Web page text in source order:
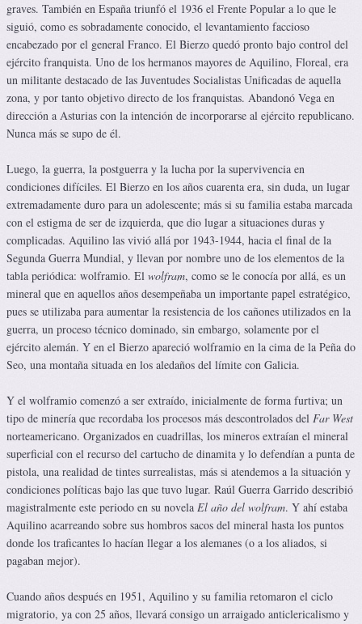
graves. También en España triunfó el 1936 el Frente Popular a lo que le
siguió, como es sobradamente conocido, el levantamiento faccioso
encabezado por el general Franco. El Bierzo quedó pronto bajo control del
ejército franquista. Uno de los hermanos mayores de Aquilino, Floreal, era
un militante destacado de las Juventudes Socialistas Unificadas de aquella
zona, y por tanto objetivo directo de los franquistas. Abandonó Vega en
dirección a Asturias con la intención de incorporarse al ejército republicano.
Nunca más se supo de él.
Luego, la guerra, la postguerra y la lucha por la supervivencia en
condiciones difíciles. El Bierzo en los años cuarenta era, sin duda, un lugar
extremadamente duro para un adolescente; más si su familia estaba marcada
con el estigma de ser de izquierda, que dio lugar a situaciones duras y
complicadas. Aquilino las vivió allá por 1943-1944, hacia el final de la
Segunda Guerra Mundial, y llevan por nombre uno de los elementos de la
tabla periódica: wolframio. El wolfram, como se le conocía por allá, es un
mineral que en aquellos años desempeñaba un importante papel estratégico,
pues se utilizaba para aumentar la resistencia de los cañones utilizados en la
guerra, un proceso técnico dominado, sin embargo, solamente por el
ejército alemán. Y en el Bierzo apareció wolframio en la cima de la Peña do
Seo, una montaña situada en los aledaños del límite con Galicia.
Y el wolframio comenzó a ser extraído, inicialmente de forma furtiva; un
tipo de minería que recordaba los procesos más descontrolados del Far West
norteamericano. Organizados en cuadrillas, los mineros extraían el mineral
superficial con el recurso del cartucho de dinamita y lo defendían a punta de
pistola, una realidad de tintes surrealistas, más si atendemos a la situación y
condiciones políticas bajo las que tuvo lugar. Raúl Guerra Garrido describió
magistralmente este periodo en su novela El año del wolfram. Y ahí estaba
Aquilino acarreando sobre sus hombros sacos del mineral hasta los puntos
donde los traficantes lo hacían llegar a los alemanes (o a los aliados, si
pagaban mejor).
Cuando años después en 1951, Aquilino y su familia retomaron el ciclo
migratorio, ya con 25 años, llevará consigo un arraigado anticlericalismo y